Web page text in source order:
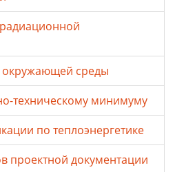
окружающей среды
техническому минимуму
по теплоэнергетике
проектной документации